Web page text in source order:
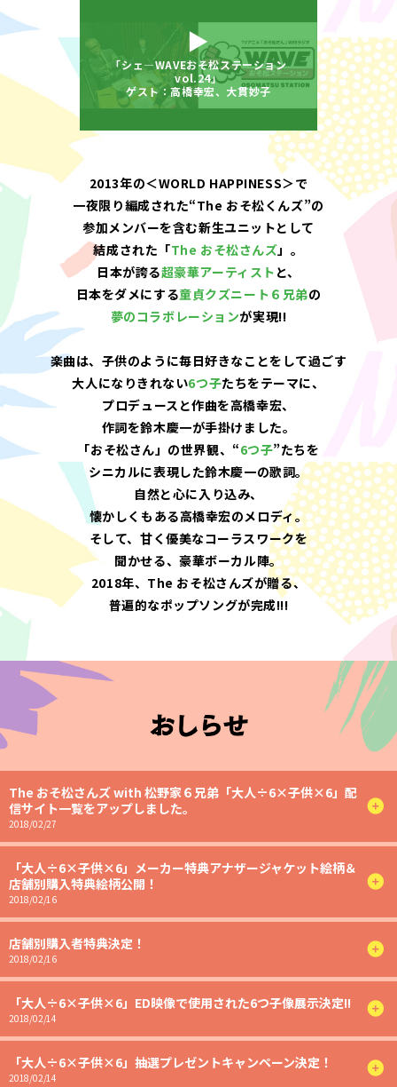
「シェ―WAVEおそ松ステーション
vol.24」
ゲスト：高橋幸宏、大貫妙子
2013年の＜WORLD HAPPINESS＞で
一夜限り編成された“The おそ松くんズ”の
参加メンバーを含む新生ユニットとして
結成された「The おそ松さんズ」。
日本が誇る超豪華アーティスト と、
日本をダメにする童貞クズニート６兄弟の
夢のコラボレーションが実現!!
楽曲は、子供のように毎日好きなことをして過ごす
大人になりきれない6つ子たちをテーマに、
プロデュースと作曲を高橋幸宏、
作詞を鈴木慶一が手掛けました。
「おそ松さん」の世界観、“6つ子”たちを
シニカルに表現した鈴木慶一の歌詞。
自然と心に入り込み、
懐かしくもある高橋幸宏のメロディ。
そして、甘く優美なコーラスワークを
聞かせる、豪華ボーカル陣。
2018年、The おそ松さんズが贈る、
普遍的なポップソングが完成!!!
The おそ松さんズ with 松野家６兄弟「大人÷6×子供×6」配
信サイト一覧をアップしました。
2018/02/27
「大人÷6×子供×6」メーカー特典アナザージャケット絵柄＆
店舗別購入特典絵柄公開！
2018/02/16
店舗別購入者特典決定！
2018/02/16
「大人÷6×子供×6」ED映像で使用された6つ子像展示決定!!
2018/02/14
「大人÷6×子供×6」抽選プレゼントキャンペーン決定！
2018/02/14